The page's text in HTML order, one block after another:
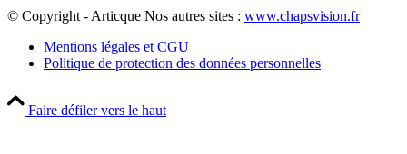
© Copyright - Articque Nos autres sites : www.chapsvision.fr
Mentions légales et CGU
Politique de protection des données personnelles
Faire défiler vers le haut